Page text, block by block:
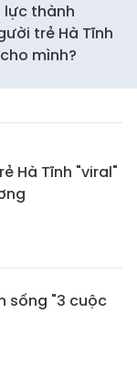
lực thành
trẻ Hà Tĩnh
mình?
Hà Tĩnh "viral"
sống "3 cuộc